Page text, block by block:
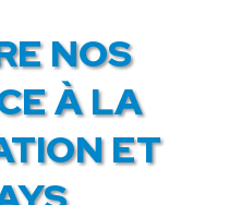
NOS
À LA
ET